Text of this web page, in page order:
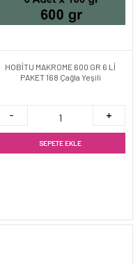
HOBİTU MAKROME 600 GR 6 Lİ
PAKET 168 Çağla Yeşili
SEPETE EKLE